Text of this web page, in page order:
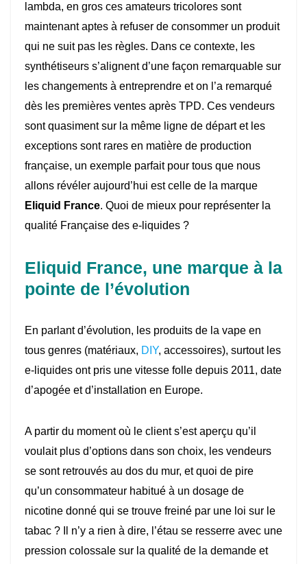
lambda, en gros ces amateurs tricolores sont
maintenant aptes à refuser de consommer un produit
qui ne suit pas les règles. Dans ce contexte, les
synthétiseurs s’alignent d’une façon remarquable sur
les changements à entreprendre et on l’a remarqué
dès les premières ventes après TPD. Ces vendeurs
sont quasiment sur la même ligne de départ et les
exceptions sont rares en matière de production
française, un exemple parfait pour tous que nous
allons révéler aujourd’hui est celle de la marque
Eliquid France. Quoi de mieux pour représenter la
qualité Française des e-liquides ?
Eliquid France, une marque à la
pointe de l’évolution
En parlant d’évolution, les produits de la vape en
tous genres (matériaux, DIY, accessoires), surtout les
e-liquides ont pris une vitesse folle depuis 2011, date
d’apogée et d’installation en Europe.
A partir du moment où le client s’est aperçu qu’il
voulait plus d’options dans son choix, les vendeurs
se sont retrouvés au dos du mur, et quoi de pire
qu’un consommateur habitué à un dosage de
nicotine donné qui se trouve freiné par une loi sur le
tabac ? Il n’y a rien à dire, l’étau se resserre avec une
pression colossale sur la qualité de la demande et